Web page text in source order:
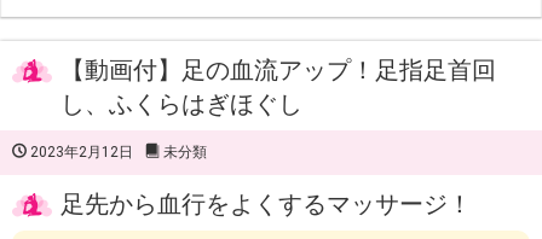
【動画付】足の血流アップ！足指足首回
し、ふくらはぎほぐし
2023年2月12日 未分類
足先から血行をよくするマッサージ！